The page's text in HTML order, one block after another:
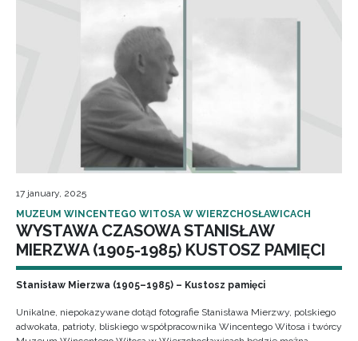
17 january, 2025
MUZEUM WINCENTEGO WITOSA W WIERZCHOSŁAWICACH
WYSTAWA CZASOWA STANISŁAW
MIERZWA (1905-1985) KUSTOSZ PAMIĘCI
Stanisław Mierzwa (1905–1985) – Kustosz pamięci
Unikalne, niepokazywane dotąd fotografie Stanisława Mierzwy, polskiego
adwokata, patrioty, bliskiego współpracownika Wincentego Witosa i twórcy